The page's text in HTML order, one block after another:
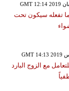
تفعله سيكون تحت
مع الزوج البارد